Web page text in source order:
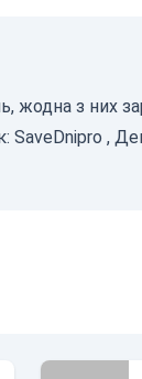
жодна з них
SaveDnipro ,